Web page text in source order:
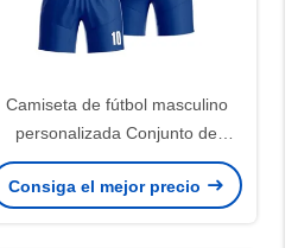
Camiseta de fútbol masculino
personalizada Conjunto de
entrenamiento de equipo Usar
Camiseta de fútbol Sublimación
Consiga el mejor precio